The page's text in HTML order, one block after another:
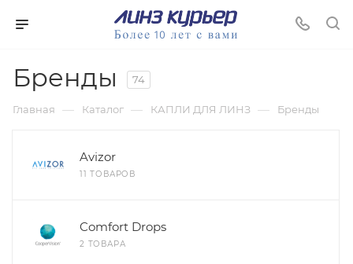
Бренды 74
Главная — Каталог — КАПЛИ ДЛЯ ЛИНЗ — Бренды
Avizor
11 ТОВАРОВ
Comfort Drops
2 ТОВАРА